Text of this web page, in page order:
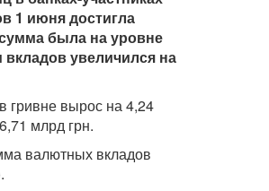
1 июня достигла
была на уровне
увеличился на
гривне вырос на 4,24
млрд грн.
валютных вкладов